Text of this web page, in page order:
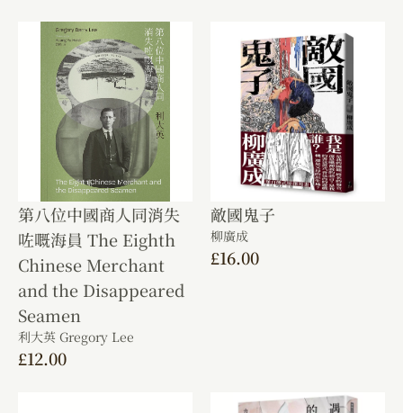
第八位中國商人同消失
咗嘅海員 The Eighth
Chinese Merchant
and the Disappeared
Seamen
利大英 Gregory Lee
£12.00
敵國鬼子
柳廣成
£16.00